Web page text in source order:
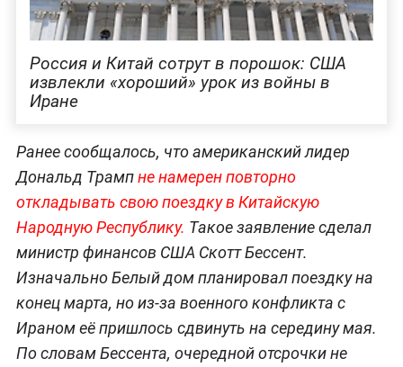
Россия и Китай сотрут в порошок: США
извлекли «хороший» урок из войны в
Иране
Ранее сообщалось, что американский лидер
Дональд Трампне намерен повторно
откладывать свою поездку в Китайскую
Народную Республику. Такое заявление сделал
министр финансов США Скотт Бессент.
Изначально Белый дом планировал поездку на
конец марта, но из-за военного конфликта с
Ираном её пришлось сдвинуть на середину мая.
По словам Бессента, очередной отсрочки не